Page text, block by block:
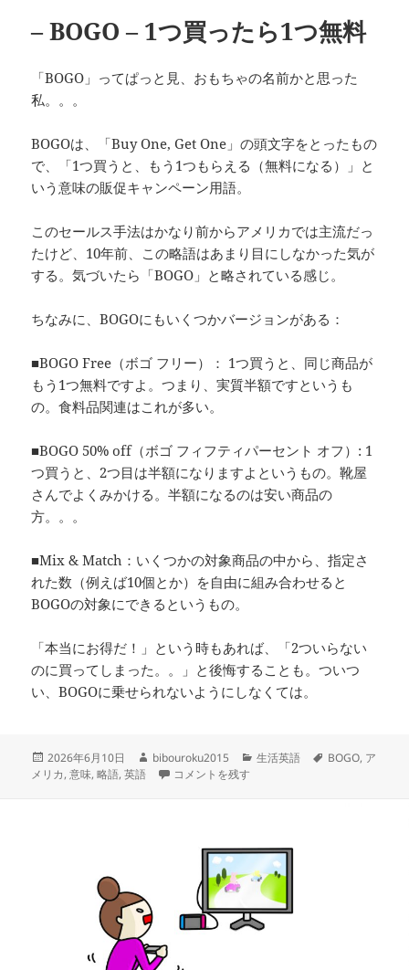
– BOGO – 1つ買ったら1つ無料
「BOGO」ってぱっと見、おもちゃの名前かと思った
私。。。
BOGOは、「Buy One, Get One」の頭文字をとったもの
で、「1つ買うと、もう1つもらえる（無料になる）」と
いう意味の販促キャンペーン用語。
このセールス手法はかなり前からアメリカでは主流だっ
たけど、10年前、この略語はあまり目にしなかった気が
する。気づいたら「BOGO」と略されている感じ。
ちなみに、BOGOにもいくつかバージョンがある：
■BOGO Free（ボゴ フリー）： 1つ買うと、同じ商品が
もう1つ無料ですよ。つまり、実質半額ですというも
の。食料品関連はこれが多い。
■BOGO 50% off（ボゴ フィフティパーセント オフ）: 1
つ買うと、2つ目は半額になりますよというもの。靴屋
さんでよくみかける。半額になるのは安い商品の
方。。。
■Mix & Match：いくつかの対象商品の中から、指定さ
れた数（例えば10個とか）を自由に組み合わせると
BOGOの対象にできるというもの。
「本当にお得だ！」という時もあれば、「2ついらない
のに買ってしまった。。」と後悔することも。ついつ
い、BOGOに乗せられないようにしなくては。
投
稿
2026年6月10日
作
成
bibouroku2015
カ
生活英語
タ
BOGO, ア
メリカ,意味,略語,英語 – BOGO – 1つ買ったら1つ無料 に
コメントを残す